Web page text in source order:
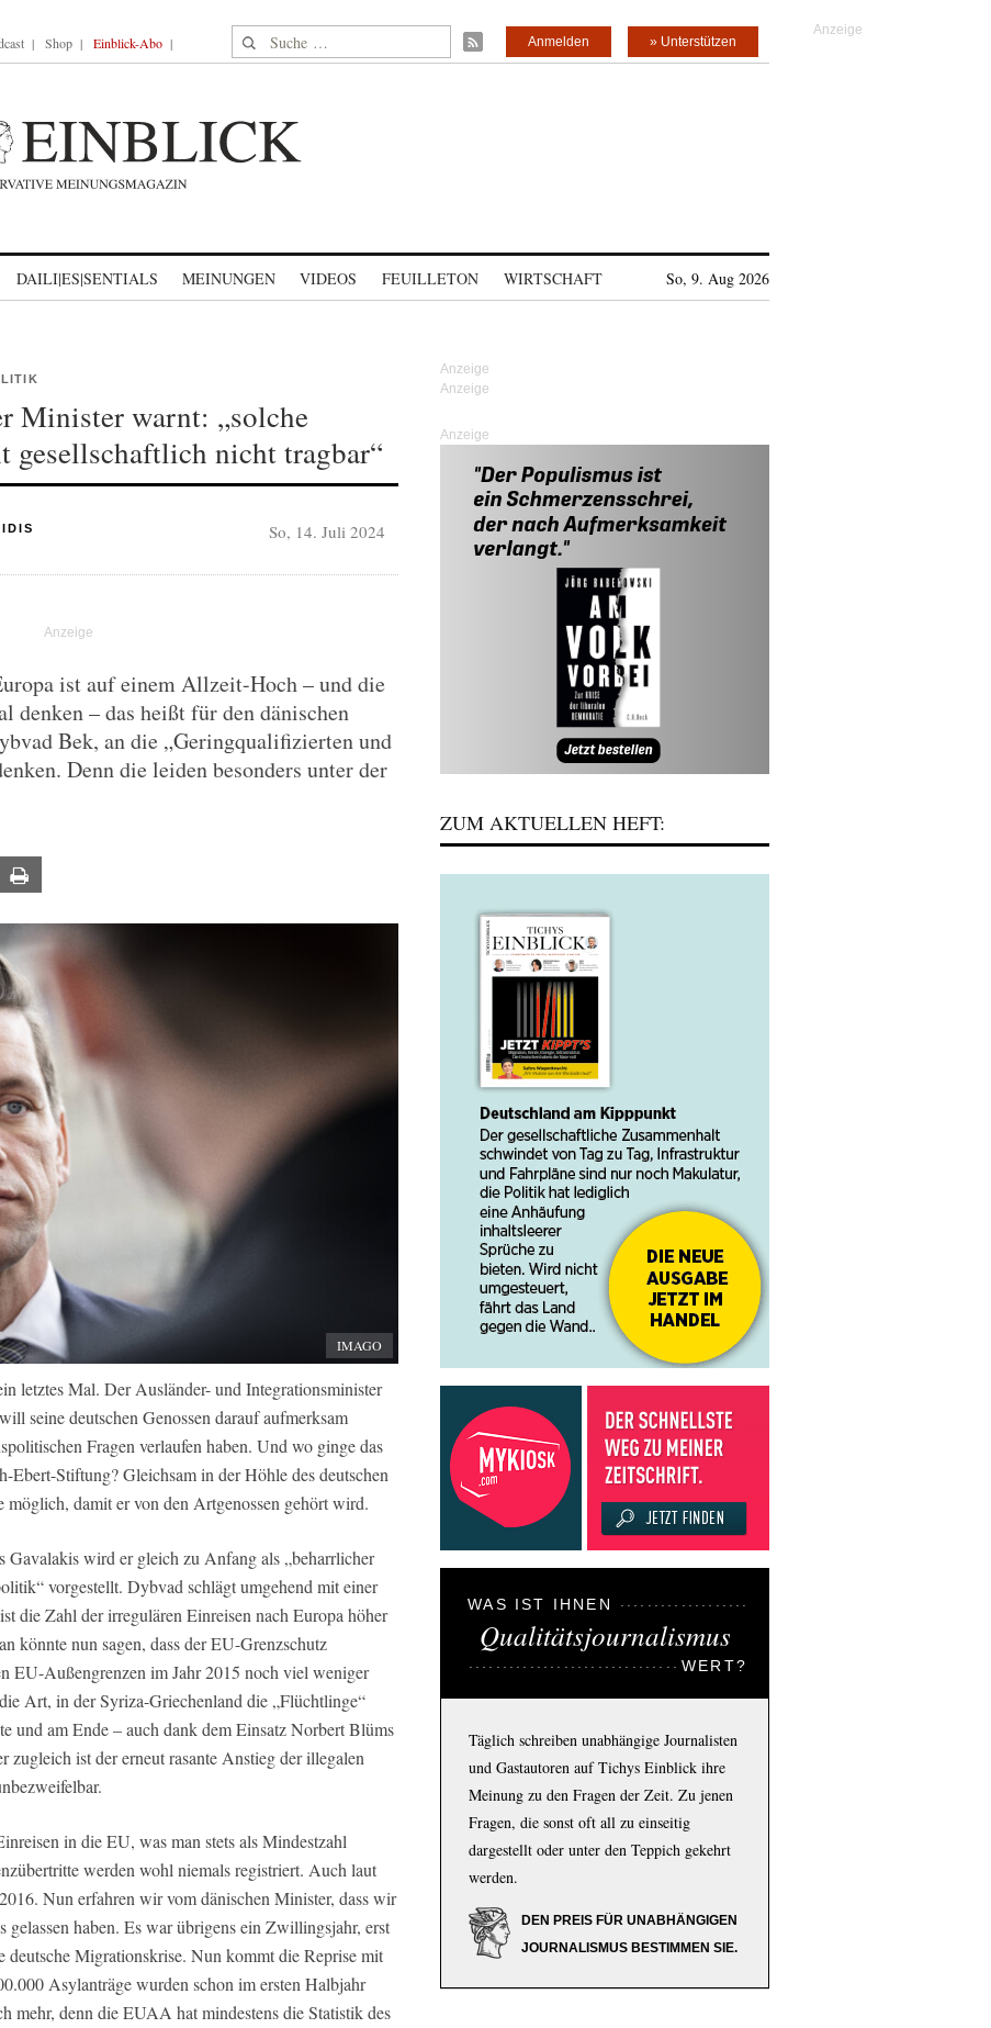
Shop Einblick-Abo Suche nach: » Unterstützen
Anmelden
DAILI|ES|SENTIALS MEINUNGEN VIDEOS FEUILLETON WIRTSCHAFT So, 9. Aug 2026
Minister warnt: „solche
gesellschaftlich nicht tragbar“
So, 14. Juli 2024
ist auf einem Allzeit-Hoch – und die
denken – das heißt für den dänischen
Bek, an die „Geringqualifizierten und
Denn die leiden besonders unter der
IMAGO
letztes Mal. Der Ausländer- und Integrationsminister
seine deutschen Genossen darauf aufmerksam
Fragen verlaufen haben. Und wo ginge das
Ebert-Stiftung? Gleichsam in der Höhle des deutschen
damit er von den Artgenossen gehört wird.
wird er gleich zu Anfang als „beharrlicher
vorgestellt. Dybvad schlägt umgehend mit einer
die Zahl der irregulären Einreisen nach Europa höher
könnte nun sagen, dass der EU-Grenzschutz
EU-Außengrenzen im Jahr 2015 noch viel weniger
Art, in der Syriza-Griechenland die „Flüchtlinge“
und am Ende – auch dank dem Einsatz Norbert Blüms
ist der erneut rasante Anstieg der illegalen
in die EU, was man stets als Mindestzahl
werden wohl niemals registriert. Auch laut
Nun erfahren wir vom dänischen Minister, dass wir
gelassen haben. Es war übrigens ein Zwillingsjahr, erst
deutsche Migrationskrise. Nun kommt die Reprise mit
Asylanträge wurden schon im ersten Halbjahr
mehr, denn die EUAA hat mindestens die Statistik des
Anzeige
ZUM AKTUELLEN HEFT:
WAS IST IHNEN
Qualitätsjournalismus
WERT?
Täglich schreiben unabhängige Journalisten
und Gastautoren auf Tichys Einblick ihre
Meinung zu den Fragen der Zeit. Zu jenen
Fragen, die sonst oft all zu einseitig
dargestellt oder unter den Teppich gekehrt
werden.
DEN PREIS FÜR UNABHÄNGIGEN
JOURNALISMUS BESTIMMEN SIE.